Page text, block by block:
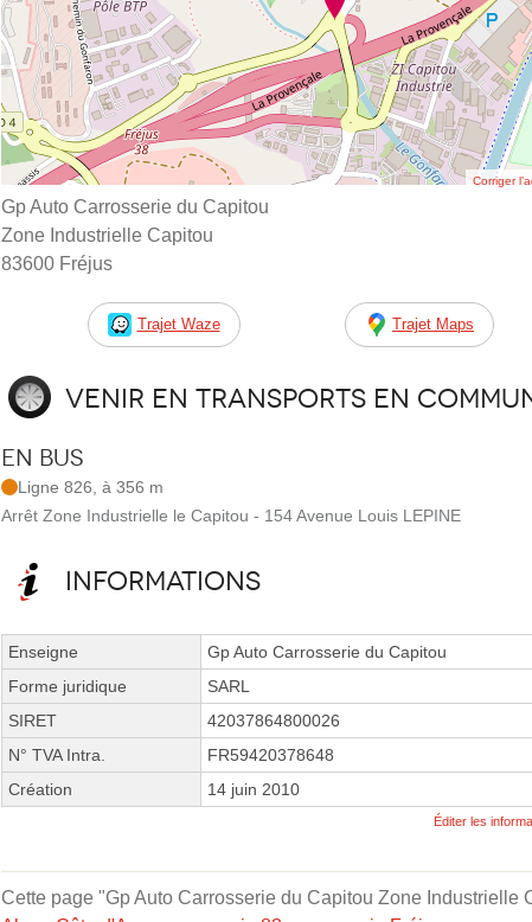
Corriger
Gp Auto Carrosserie du Capitou
Zone Industrielle Capitou
83600 Fréjus
Trajet Waze Trajet Maps
Venir en transports en
En bus
Ligne 826, à 356 m
Arrêt Zone Industrielle le Capitou - 154 Avenue Louis LEPINE
Informations
Enseigne
Gp Auto Carrosserie du Capitou
Forme juridique
SARL
SIRET
42037864800026
N° TVA Intra.
FR59420378648
Création
14 juin 2010
Éditer les
Cette page "Gp Auto Carrosserie du Capitou Zone Industrielle